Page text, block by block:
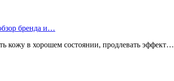
бренда и…
кожу в хорошем состоянии, продлевать эффект…